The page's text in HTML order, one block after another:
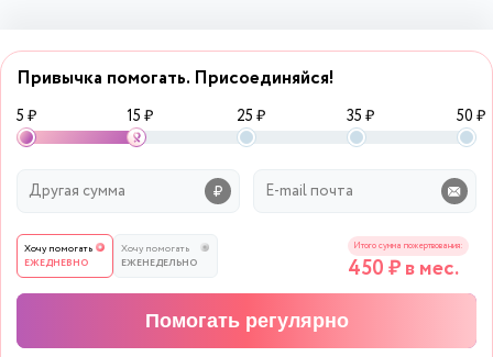
Привычка помогать. Присоединяйся!
5 ₽ 15 ₽ 25 ₽ 35 ₽ 50 ₽
Хочу помогать
ЕЖЕДНЕВНО
Хочу помогать
ЕЖЕНЕДЕЛЬНО
Итого сумма пожертвования:
450₽ в мес.
Помогать регулярно